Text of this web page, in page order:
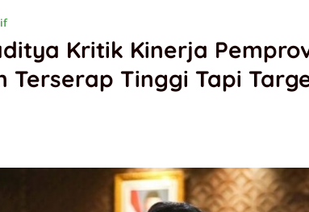
Kritik Kinerja
Terserap Tinggi Tapi